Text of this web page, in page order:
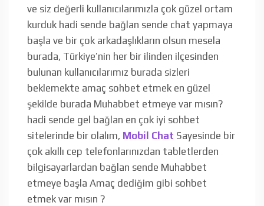
ve siz değerli kullanıcılarımızla çok güzel ortam
kurduk hadi sende bağlan sende chat yapmaya
başla ve bir çok arkadaşlıkların olsun mesela
burada, Türkiye’nin her bir ilinden ilçesinden
bulunan kullanıcılarımız burada sizleri
beklemekte amaç sohbet etmek en güzel
şekilde burada Muhabbet etmeye var mısın?
hadi sende gel bağlan en çok iyi sohbet
sitelerinde bir olalım, Mobil Chat Sayesinde bir
çok akıllı cep telefonlarınızdan tabletlerden
bilgisayarlardan bağlan sende Muhabbet
etmeye başla Amaç dediğim gibi sohbet
etmek var mısın ?